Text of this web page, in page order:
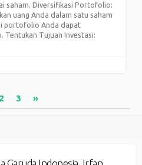
saham. Diversifikasi Portofolio:
uang Anda dalam satu saham
portofolio Anda dapat
Tentukan Tujuan Investasi:
2 3 »